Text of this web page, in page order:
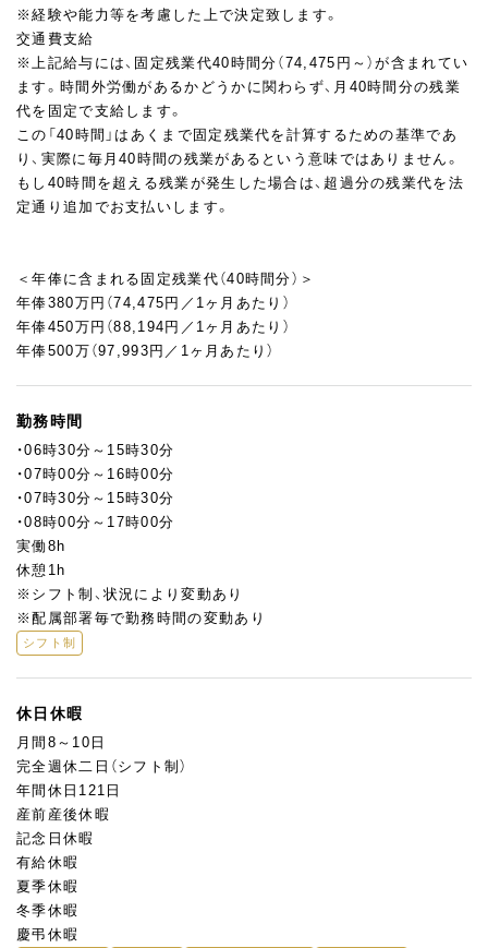
＜今後のキャリアアップ＞
各部門間、事業所（横浜にある2箇所の式場、千葉の式場）の異動の
可能性も！
スーシェフ、シェフと段階を踏んでステップアップを目指せま
※経験や能力等を考慮した上で決定致します。
交通費支給
※上記給与には、固定残業代40時間分（74,475円～）が含まれてい
ます。時間外労働があるかどうかに関わらず、月40時間分の残業
代を固定で支給します。
この「40時間」はあくまで固定残業代を計算するための基準であ
り、実際に毎月40時間の残業があるという意味ではありません。
もし40時間を超える残業が発生した場合は、超過分の残業代を法
定通り追加でお支払いします。
＜年俸に含まれる固定残業代（40時間分）＞
年俸380万円（74,475円／1ヶ月あたり）
年俸450万円（88,194円／1ヶ月あたり）
年俸500万（97,993円／1ヶ月あたり）
勤務時間
・06時30分～15時30分
・07時00分～16時00分
・07時30分～15時30分
・08時00分～17時00分
実働8h
休憩1h
※シフト制、状況により変動あり
※配属部署毎で勤務時間の変動あり
シフト制
休日休暇
月間8～10日
完全週休二日（シフト制）
年間休日121日
産前産後休暇
記念日休暇
有給休暇
夏季休暇
冬季休暇
慶弔休暇